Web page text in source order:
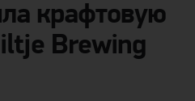
крафтовую
Brewing